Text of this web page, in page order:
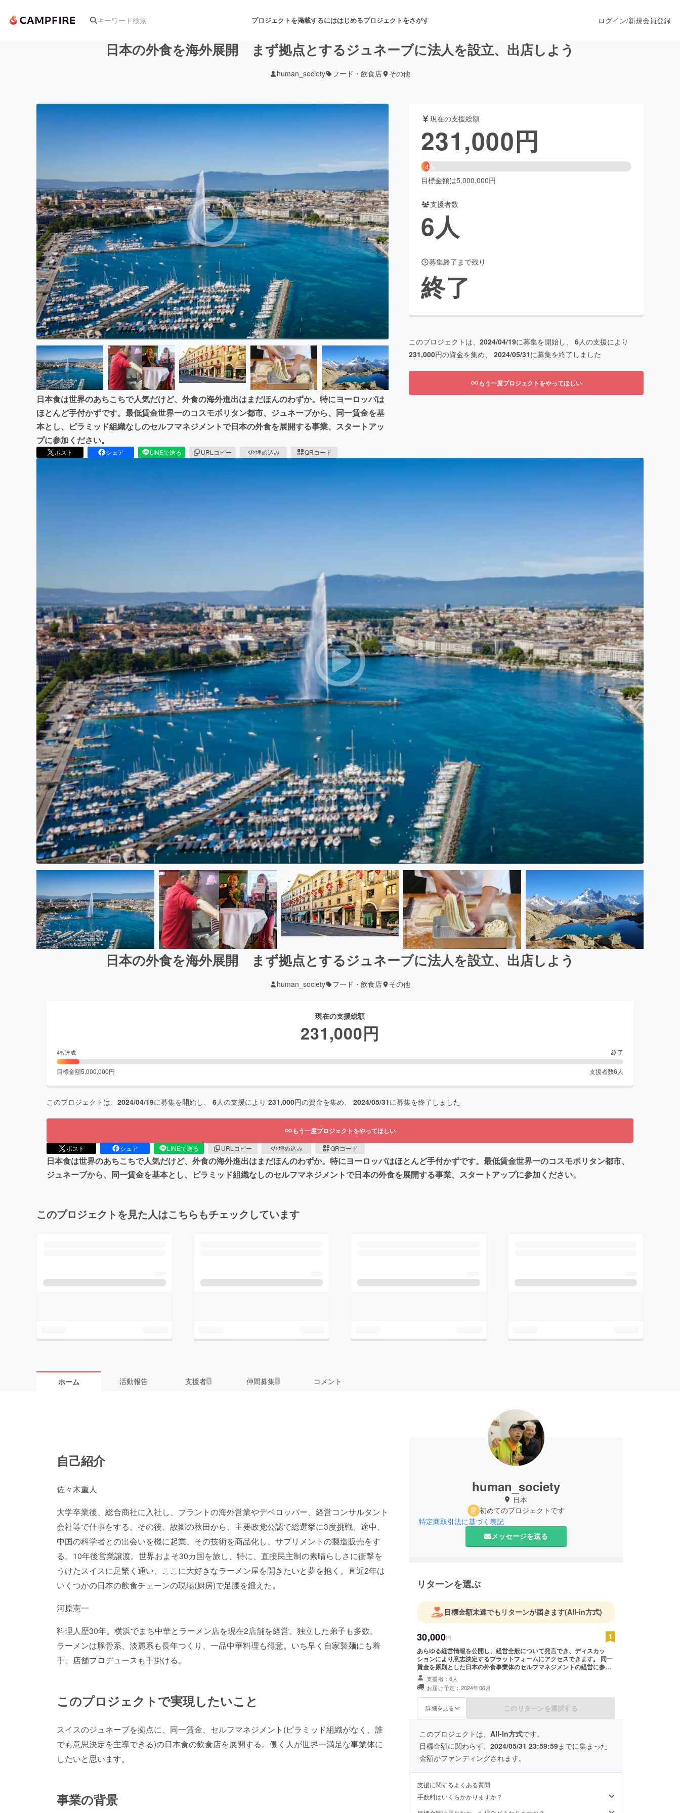
プロジェクトを掲載するにははじめるプロジェクトをさがす
音楽 舞台・パフォーマンス
フード・飲食店 ファッション
映像・映画
ビジネス・起業 チャレンジ ビューティー・ヘルスケア
まちづくり・地域活性化
CAMPFIRE for Social Good
CAMPFIRE Creation
CAMPFIREふるさと納税machi-ya コミュニティ
ログイン/新規会員登録
日本の外食を海外展開 まず拠点とするジュネーブに法人を設立、出店しよう
human_society フード・飲食店 その他
日本食は世界のあちこちで人気だけど、外食の海外進出はまだほんのわずか。特にヨーロッパは
ほとんど手付かずです。最低賃金世界一のコスモポリタン都市、ジュネーブから、同一賃金を基
本とし、ピラミッド組織なしのセルフマネジメントで日本の外食を展開する事業、スタートアッ
プに参加ください。
ポスト シェア LINEで送る URLコピー 埋め込み QRコード
現在の支援総額
231,000円
4%
目標金額は5,000,000円
支援者数
6人
募集終了まで残り
終了
このプロジェクトは、 2024/04/19に募集を開始し、 6人の支援により
231,000円の資金を集め、 2024/05/31に募集を終了しました
もう一度プロジェクトをやってほしい
日本の外食を海外展開 まず拠点とするジュネーブに法人を設立、出店しよう
human_society フード・飲食店 その他
現在の支援総額
231,000円
4%達成 終了
目標金額5,000,000円 支援者数6 人
このプロジェクトは、 2024/04/19に募集を開始し、 6人の支援により 231,000円の資金を集め、 2024/05/31に募集を終了しました
もう一度プロジェクトをやってほしい
ポスト シェア LINEで送る URLコピー 埋め込み QRコード
日本食は世界のあちこちで人気だけど、外食の海外進出はまだほんのわずか。特にヨーロッパはほとんど手付かずです。最低賃金世界一のコスモポリタン都市、
ジュネーブから、同一賃金を基本とし、ピラミッド組織なしのセルフマネジメントで日本の外食を展開する事業、スタートアップに参加ください。
このプロジェクトを見た人はこちらもチェックしています
ホーム 活動報告 支援者6 仲間募集 1 コメント
自己紹介
佐々木重人
大学卒業後、総合商社に入社し、プラントの海外営業やデベロッパー、経営コンサルタント
会社等で仕事をする。その後、故郷の秋田から、主要政党公認で総選挙に3度挑戦、途中、
中国の科学者との出会いを機に起業、その技術を商品化し、サプリメントの製造販売をす
る。10年後営業譲渡。世界およそ30カ国を旅し、特に、直接民主制の素晴らしさに衝撃を
うけたスイスに足繁く通い、ここに大好きなラーメン屋を開きたいと夢を抱く。直近2年は
いくつかの日本の飲食チェーンの現場(厨房)で足腰を鍛えた。
河原憲一
料理人歴30年。横浜でまち中華とラーメン店を現在2店舗を経営。独立した弟子も多数。
ラーメンは豚骨系、淡麗系も長年つくり、一品中華料理も得意。いち早く自家製麺にも着
手。店舗プロデュースも手掛ける。
このプロジェクトで実現したいこと
スイスのジュネーブを拠点に、同一賃金、セルフマネジメント(ピラミッド組織がなく、誰
でも意思決定を主導できる)の日本食の飲食店を展開する。働く人が世界一満足な事業体に
したいと思います。
事業の背景
human_society
日本
初めてのプロジェクトです
特定商取引法に基づく表記
メッセージを送る
リターンを選ぶ
目標金額未達でもリターンが届きます(All-in方式)
30,000円
あらゆる経営情報を公開し、経営全般について発言でき、ディスカッ
ションにより意志決定するプラットフォームにアクセスできます。 同一
賃金を原則とした日本の外食事業体のセルフマネジメントの経営に参画
し、その意志決定を主導することもできます。 飲食店の海外出店に関す
るノウハウを得て、働く場をつくり、そこで自ら参加できるようになり
ます。
支援者：6人
お届け予定：2024年06月
詳細を見る このリターンを選択する
このプロジェクトは、 All-In方式です。
目標金額に関わらず、 2024/05/31 23:59:59までに集まった
金額がファンディングされます。
支援に関するよくある質問
手数料はいくらかかりますか？